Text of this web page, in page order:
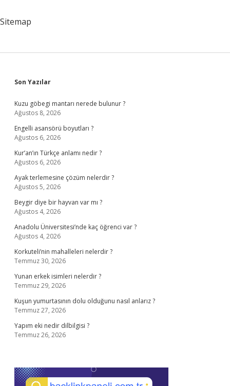
Sitemap
Sidebar
Son Yazılar
Kuzu göbegi mantarı nerede bulunur ?
Ağustos 8, 2026
Engelli asansörü boyutları ?
Ağustos 6, 2026
Kur’an’ın Türkçe anlamı nedir ?
Ağustos 6, 2026
Ayak terlemesine çözüm nelerdir ?
Ağustos 5, 2026
Beygir diye bir hayvan var mı ?
Ağustos 4, 2026
Anadolu Üniversitesi’nde kaç öğrenci var ?
Ağustos 4, 2026
Korkuteli’nin mahalleleri nelerdir ?
Temmuz 30, 2026
Yunan erkek isimleri nelerdir ?
Temmuz 29, 2026
Kuşun yumurtasının dolu olduğunu nasıl anlarız ?
Temmuz 27, 2026
Yapım eki nedir dilbilgisi ?
Temmuz 26, 2026